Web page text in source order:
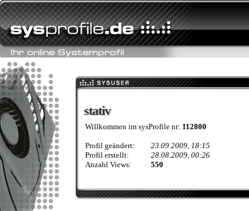
stativ
stativ
Willkommen im sysProfile nr: 112800
Profil geändert:
23.09.2009, 18:15
Profil erstellt:
28.08.2009, 00:26
Anzahl Views:
550